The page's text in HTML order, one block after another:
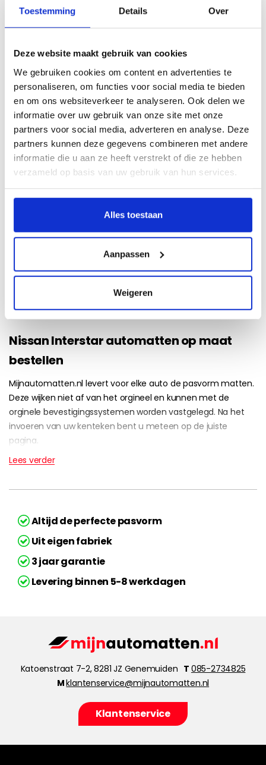
Toestemming Details Over
Deze website maakt gebruik van cookies
We gebruiken cookies om content en advertenties te
personaliseren, om functies voor social media te bieden
en om ons websiteverkeer te analyseren. Ook delen we
informatie over uw gebruik van onze site met onze
partners voor social media, adverteren en analyse. Deze
partners kunnen deze gegevens combineren met andere
informatie die u aan ze heeft verstrekt of die ze hebben
verzameld op basis van uw gebruik van hun services.
Alles toestaan
Aanpassen
Weigeren
Kies dit model
Ik weet het bouwjaar niet
Als u het bouwjaar niet weet van uw auto kunt u hier
op kenteken zoeken:
Bel:085 273 48 25 (lokaal tarief)
Nissan Interstar automatten op maat
bestellen
Mijnautomatten.nl levert voor elke auto de pasvorm matten.
Deze wijken niet af van het orgineel en kunnen met de
orginele bevestigingssystemen worden vastgelegd. Na het
invoeren van uw kenteken bent u meteen op de juiste
pagina.
Lees verder
Altijd de perfecte pasvorm
Uit eigen fabriek
3 jaar garantie
Levering binnen 5-8 werkdagen
Katoenstraat 7-2, 8281 JZ Genemuiden T 085-2734825
Mklantenservice@mijnautomatten.nl
Klantenservice